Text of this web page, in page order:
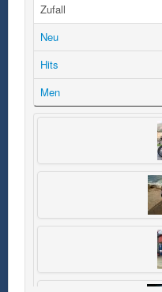
Zufall
Neu
Hits
Men